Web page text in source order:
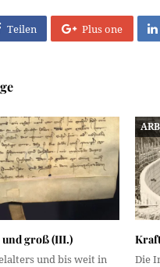
Teilen Plus one
groß (III.)
und bis weit in
Die